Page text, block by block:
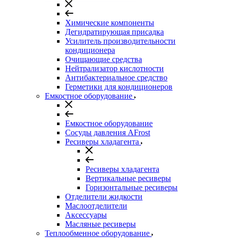
Химические компоненты
Дегидратирующая присадка
Усилитель производительности
кондиционера
Очищающие средства
Нейтрализатор кислотности
Антибактериальное средство
Герметики для кондиционеров
Емкостное оборудование
Емкостное оборудование
Сосуды давления AFrost
Ресиверы хладагента
Ресиверы хладагента
Вертикальные ресиверы
Горизонтальные ресиверы
Отделители жидкости
Маслоотделители
Аксессуары
Масляные ресиверы
Теплообменное оборудование